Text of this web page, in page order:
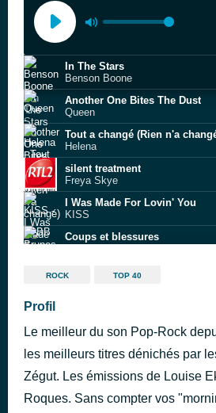
In The Stars
Benson Boone
Another One Bites The Dust
Queen
Tout a changé (Rien n'a
Helena
silent treatment
Freya Skye
I Was Made For Lovin' You
KISS
Coups et blessures
Don't Speak
Feel the Suffering
Rust Lantern
FEVER DREAM
ROCK TOP 40
Profil
Le meilleur du son Pop-Rock
les meilleurs titres dénichés par
Zégut. Les émissions de Louise
Roques. Sans compter vos